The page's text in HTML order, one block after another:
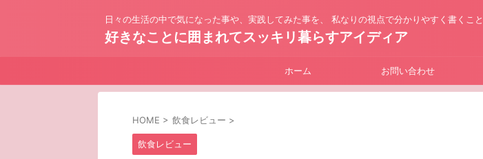
日々の生活の中で気になった事や、実践してみた事を、 私なりの視点で分かりやすく書くこ
好きなことに囲まれてスッキリ暮らすアイディア
ホーム お問い合わせ
HOME > 飲食レビュー >
飲食レビュー